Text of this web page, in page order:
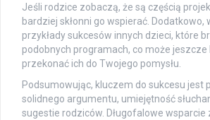
Jeśli rodzice zobaczą, że są częścią
bardziej skłonni go wspierać.
przykłady sukcesów innych dzieci, które
podobnych programach, co może jeszcze
przekonać ich do Twojego pomysłu.
Podsumowując, kluczem do sukcesu jest
solidnego argumentu, umiejętność
sugestie rodziców. Długofalowe wsparcie